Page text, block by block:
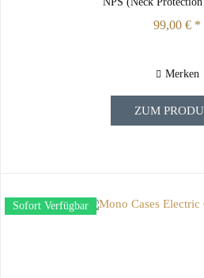
99,00 € *
Merken
ZUM
Sofort Verfügbar